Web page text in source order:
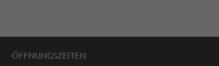
ÖFFNUNGSZEITEN